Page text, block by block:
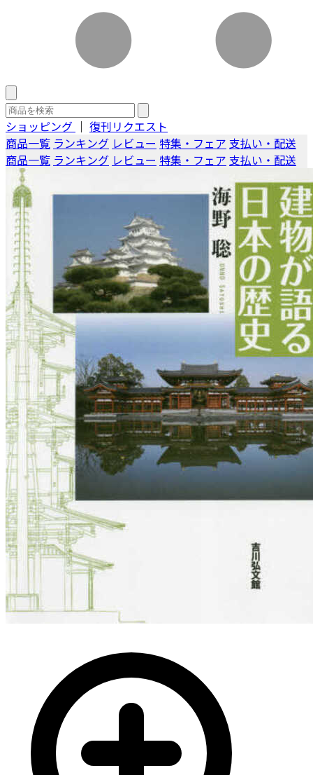
ショッピング ｜ 復刊リクエスト
商品一覧 ランキング レビュー 特集・フェア 支払い・配送
商品一覧 ランキング レビュー 特集・フェア 支払い・配送